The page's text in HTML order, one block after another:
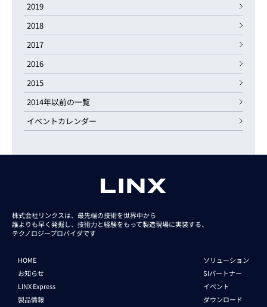
2019
2018
2017
2016
2015
2014年以前の一覧
イベントカレンダー
株式会社リンクスは、最先端の技術を世界中から
誰よりも早く発掘し、技術力と経験をもって製造現場に実装する、
テクノロジープロバイダです
HOME
お知らせ
LINX Express
製品情報
ソリューション
SIパートナー
イベント
ダウンロード